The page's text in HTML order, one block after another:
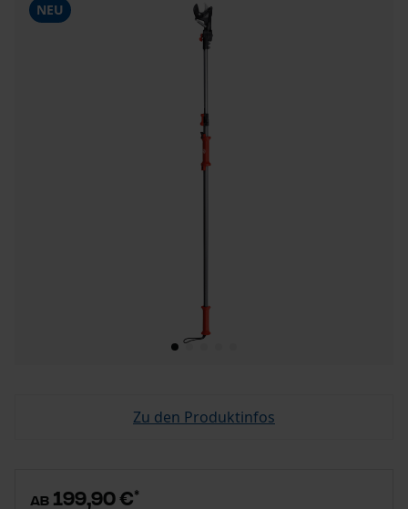
NEU
Zu den Produktinfos
ab 199,90 €*